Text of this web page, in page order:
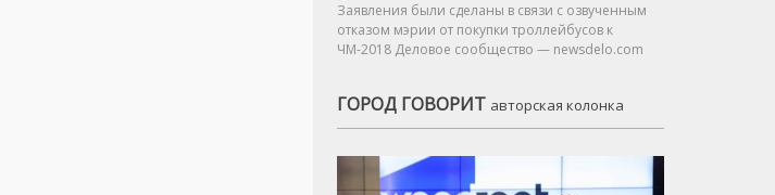
Заявления были сделаны в связи с озвученным
отказом мэрии от покупки троллейбусов к
ЧМ-2018 Деловое сообщество — newsdelo.com
ГОРОД ГОВОРИТ авторская колонка